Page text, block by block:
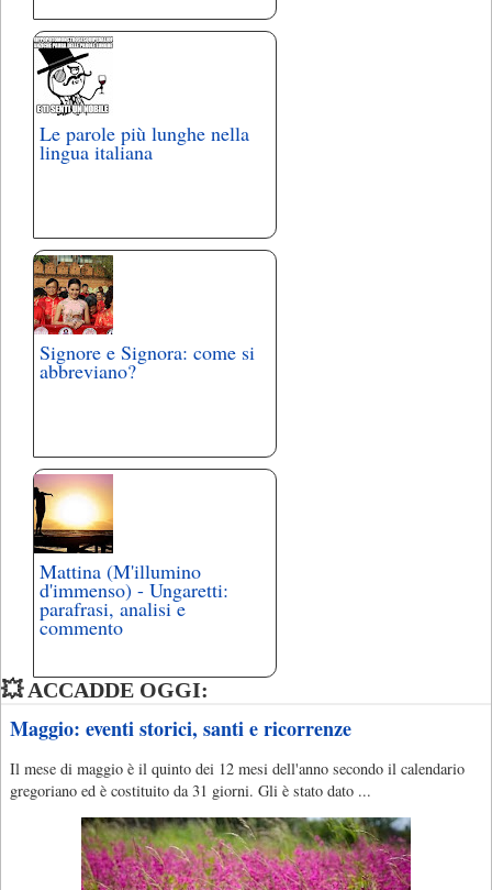
Le parole più lunghe nella
lingua italiana
Signore e Signora: come si
abbreviano?
Mattina (M'illumino
d'immenso) - Ungaretti:
parafrasi, analisi e
commento
💥 ACCADDE OGGI:
Maggio: eventi storici, santi e ricorrenze
Il mese di maggio è il quinto dei 12 mesi dell'anno secondo il calendario
gregoriano ed è costituito da 31 giorni. Gli è stato dato ...